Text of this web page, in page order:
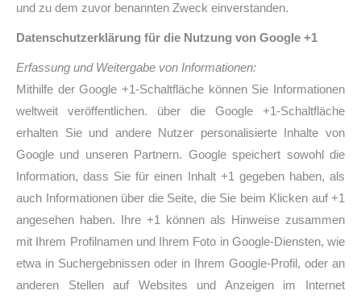
und zu dem zuvor benannten Zweck einverstanden.
Datenschutzerklärung für die Nutzung von Google +1
Erfassung und Weitergabe von Informationen:
Mithilfe der Google +1-Schaltfläche können Sie Informationen
weltweit veröffentlichen. über die Google +1-Schaltfläche
erhalten Sie und andere Nutzer personalisierte Inhalte von
Google und unseren Partnern. Google speichert sowohl die
Information, dass Sie für einen Inhalt +1 gegeben haben, als
auch Informationen über die Seite, die Sie beim Klicken auf +1
angesehen haben. Ihre +1 können als Hinweise zusammen
mit Ihrem Profilnamen und Ihrem Foto in Google-Diensten, wie
etwa in Suchergebnissen oder in Ihrem Google-Profil, oder an
anderen Stellen auf Websites und Anzeigen im Internet